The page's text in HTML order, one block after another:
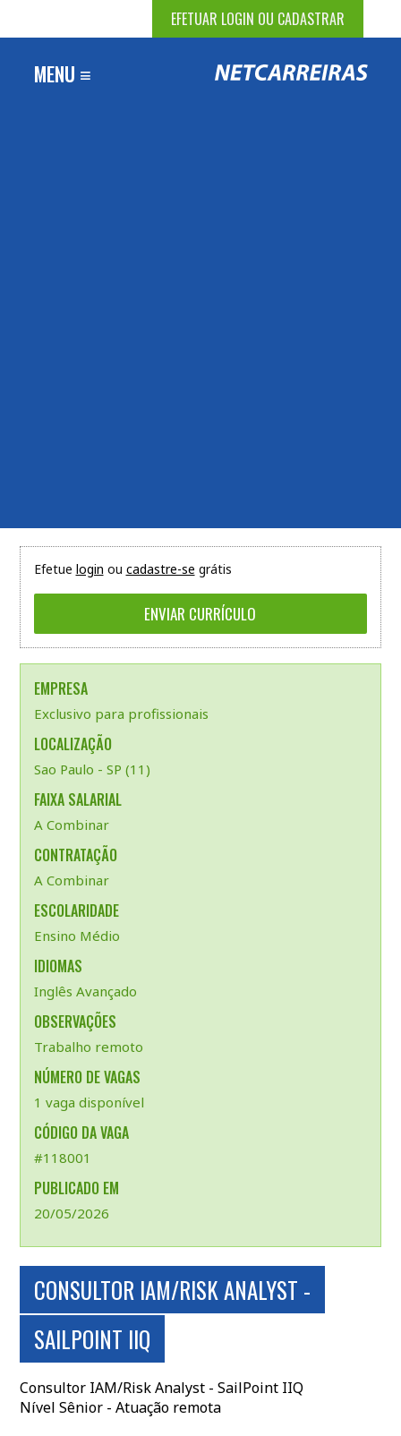
EFETUAR LOGIN OU CADASTRAR
MENU ≡
Efetue login ou cadastre-se grátis
EMPRESA
Exclusivo para profissionais
LOCALIZAÇÃO
Sao Paulo - SP (11)
FAIXA SALARIAL
A Combinar
CONTRATAÇÃO
A Combinar
ESCOLARIDADE
Ensino Médio
IDIOMAS
Inglês Avançado
OBSERVAÇÕES
Trabalho remoto
NÚMERO DE VAGAS
1 vaga disponível
CÓDIGO DA VAGA
#118001
PUBLICADO EM
20/05/2026
CONSULTOR IAM/RISK ANALYST -
SAILPOINT IIQ
Consultor IAM/Risk Analyst - SailPoint IIQ
Nível Sênior - Atuação remota